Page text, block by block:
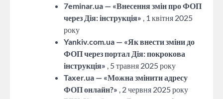
7eminar.ua — «Внесення змін про ФОП
через Дія: інструкція» , 1 квітня 2025
року
Yankiv.com.ua — «Як внести зміни до
ФОП через портал Дія: покрокова
інструкція» , 5 травня 2025 року
Taxer.ua — «Можна змінити адресу
ФОП онлайн?» , 2 червня 2025 року